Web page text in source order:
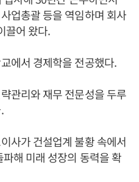
업총괄 등을 역임하며 회사
끌어 왔다.
에서 경제학을 전공했다.
관리와 재무 전문성을 두루
사가 건설업계 불황 속에서
해 미래 성장의 동력을 확